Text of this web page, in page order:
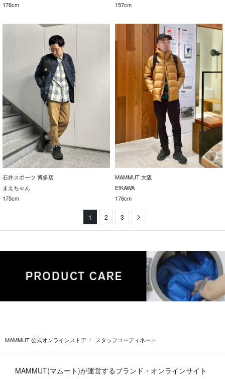
176cm
157cm
石井スポーツ 博多店
まえちゃん
175cm
MAMMUT 大阪
E!KAWA
176cm
1 2 3
MAMMUT 公式オンラインストア スタッフコーディネート
MAMMUT(マムート)が運営するブランド・オンラインサイト